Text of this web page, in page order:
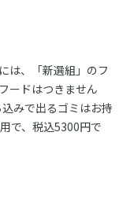
は、「新選組」のフ
ードはつきません
みで出るゴミはお持
で、税込5300円で